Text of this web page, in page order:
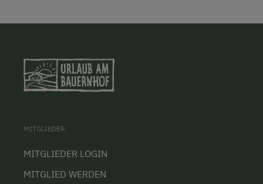
MITGLIEDER
MITGLIEDER LOGIN
MITGLIED WERDEN